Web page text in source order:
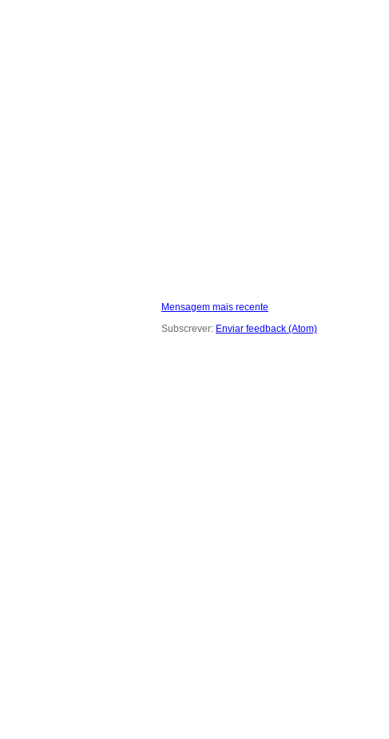
Mensagem mais recente
Subscrever: Enviar feedback (Atom)